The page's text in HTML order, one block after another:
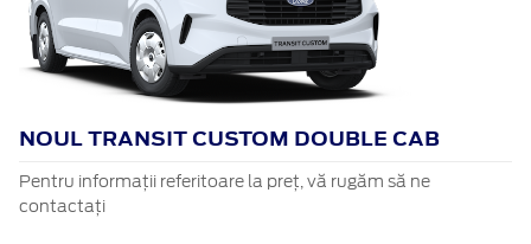
NOUL TRANSIT CUSTOM DOUBLE CAB
Pentru informații referitoare la preț, vă rugăm să ne
contactați